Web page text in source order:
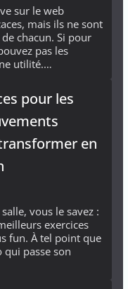
sur le web
mais ils ne sont
chacun. Si pour
pas les
utilité.…
pour les
en
vous le savez :
exercices
fun. À tel point que
qui passe son